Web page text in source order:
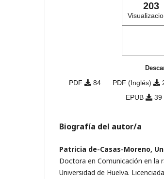
203
PDF 84 PDF (Inglés)
EPUB
39
Biografía del autor/a
Patricia de-Casas-Moreno,
Doctora en Comunicación en la
Universidad de Huelva.